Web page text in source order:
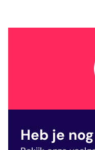
Heb je